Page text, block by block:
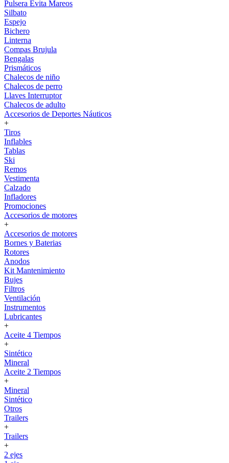
Pulsera Evita Mareos
Silbato
Espejo
Bichero
Linterna
Compas Brujula
Bengalas
Prismáticos
Chalecos de niño
Chalecos de perro
Llaves Interruptor
Chalecos de adulto
Accesorios de Deportes Náuticos
+
Tiros
Inflables
Tablas
Ski
Remos
Vestimenta
Calzado
Infladores
Promociones
Accesorios de motores
+
Accesorios de motores
Bornes y Baterias
Rotores
Anodos
Kit Mantenimiento
Bujes
Filtros
Ventilación
Instrumentos
Lubricantes
+
Aceite 4 Tiempos
+
Sintético
Mineral
Aceite 2 Tiempos
+
Mineral
Sintético
Otros
Trailers
+
Trailers
+
2 ejes